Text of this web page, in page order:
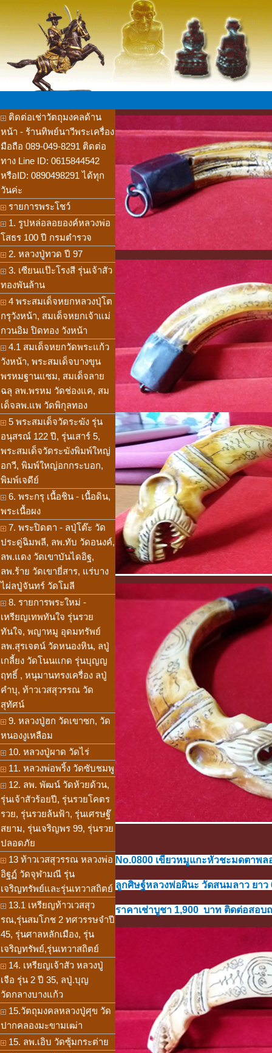
ติดต่อเช่าวัตถุมงคลด้าน
หน้า - ร้านทิพย์นาวีพระเครื่อง
มือถือ 089-049-8291 ติดต่อ
ทาง Line ID: 0615844542
หรือID: 0890498291 ได้ทุก
วันค่ะ
รายการพระโชว์
1. รูปหล่อลอยองค์หลวงพ่อ
โสธร 100 ปี กรมตำรวจ
2. หลวงปู่ทวด ปี 97
3. เซียนแป๊ะโรงสี รุ่นเจ้าสัว
ทองพันล้าน
4 พระสมเด็จหยกหลวงปุ่โต
กรุวังหน้า, สมเด็จหยกเจ้าแม่
กวนอิม ปิดทอง วังหน้า
4.1 สมเด็จหยกวัดพระแก้ว
วังหน้า, พระสมเด็จบางขุน
พรหมฐานแซม, สมเด็จลาย
ฉลุ ลพ.พรหม วัดช่องแค, สม
เด็จลพ.แพ วัดพิกุลทอง
5 พระสมเด็จวัดระฆัง รุ่น
อนุสรณ์ 122 ปี, รุ่นเสาร์ 5,
พระสมเด็จวัดระฆังพิมพ์ใหญ่
อกวี, พิมพ์ใหญ่อกกระบอก,
พิมพ์เจดีย์
6. พระกรุ เนื้อชิน - เนื้อดิน,
พระเนื้อผง
7. พระปิดตา - ลปุ่โต๊ะ วัด
ประดู่ฉิมพลี, ลพ.ทับ วัดอนงค์,
ลพ.แดง วัดเขาบันไดอิฐ,
ลพ.ร้าย วัดเขายี่สาร, แร่บาง
ไผ่ลปู่จันทร์ วัดโมลี
8. รายการพระใหม่ -
เหรียญเทพทันใจ รุ่นรวย
ทันใจ, พญาหมู อุดมทรัพย์
ลพ.สุรเจตน์ วัดหนองหิน, ลปู่
เกลี้ยง วัดโนนแกด รุ่นบุญญ
ฤทธิ์ , หนุมานทรงเครื่อง ลปู่
คำบุ, ท้าวเวสสุวรรณ วัด
สุทัศน์
9. หลวงปู่ฮก วัดเขาซก, วัด
หนองงูเหลือม
10. หลวงปู่ผาด วัดไร่
11. หลวงพ่อพริ้ง วัดซับชมพู
12. ลพ. พัฒน์ วัดห้วยด้วน,
รุ่นเจ้าสัวร้อยปี, รุ่นรวยโคตร
รวย, รุ่นรวยล้นฟ้า, รุ่นเศรษฐ๊
สยาม, รุ่นเจริญพร 99, รุ่นรวย
ปลอดภัย
13 ท้าวเวสสุวรรณ หลวงพ่อ
อิฐฏ์ วัดจุฬามณี รุ่น
เจริญทรัพย์และรุ่นเทวาสถิตย์
13.1 เหรียญท้าวเวสสุว
รณ,รุ่นสมโภช 2 ทศวรรษจำปี
45, รุ่นศาลหลักเมือง, รุ่น
เจริญทรัพย์,รุ่นเทวาสถิตย์
14. เหรียญเจ้าสัว หลวงปู่
เจือ รุ่น 2 ปี 35, ลปู่.บุญ
วัดกลางบางแก้ว
15.วัตถุมงคลหลวงปู่ศุข วัด
ปากคลองมะขามเฒ่า
15. ลพ.เอิบ วัดซุ้มกระต่าย
No.0800 เขียวหมูแกะหัวชะมดตาพ
ลูกศิษฐ์หลวงพ่อผินะ วัดสนมลาว ยา
ราคาเช่าบูชา 1,900 บาท ติดต่อสอบ